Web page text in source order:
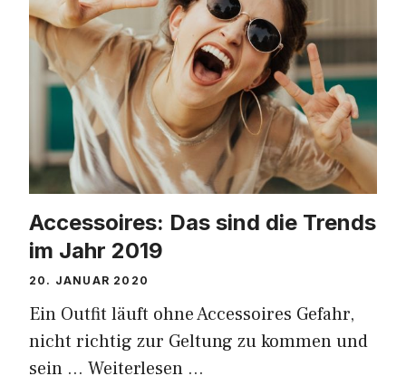
Accessoires: Das sind die Trends
im Jahr 2019
20. JANUAR 2020
Ein Outfit läuft ohne Accessoires Gefahr,
nicht richtig zur Geltung zu kommen und
sein … Weiterlesen …